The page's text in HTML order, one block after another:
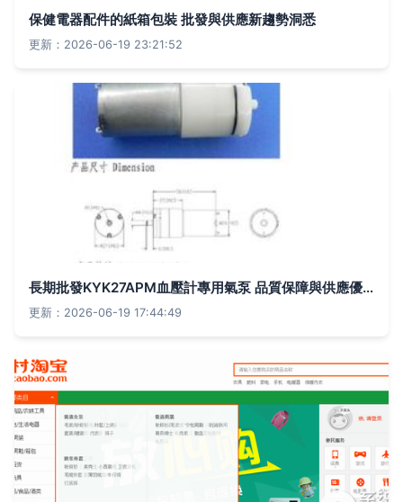
保健電器配件的紙箱包裝 批發與供應新趨勢洞悉
更新：2026-06-19 23:21:52
長期批發KYK27APM血壓計專用氣泵 品質保障與供應優勢解析
更新：2026-06-19 17:44:49